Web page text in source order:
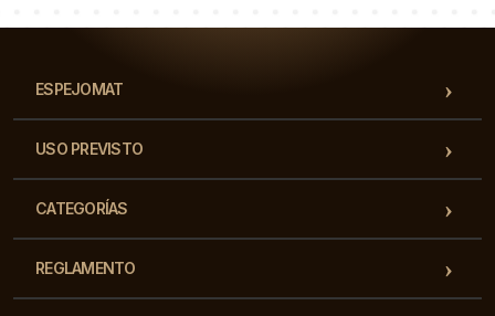
ESPEJOMAT
USO PREVISTO
CATEGORÍAS
REGLAMENTO